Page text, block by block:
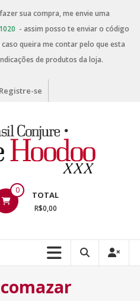
sua compra, me envie uma
- assim posso te enviar o código
queira me contar pelo que esta
de produtos da loja.
se
0 TOTAL
R$0,00